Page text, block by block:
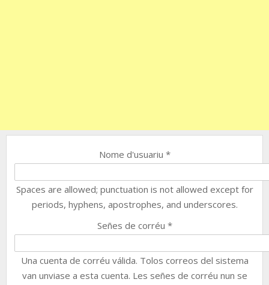
Nome d'usuariu *
Spaces are allowed; punctuation is not allowed except for
periods, hyphens, apostrophes, and underscores.
Señes de corréu *
Una cuenta de corréu válida. Tolos correos del sistema
van unviase a esta cuenta. Les señes de corréu nun se